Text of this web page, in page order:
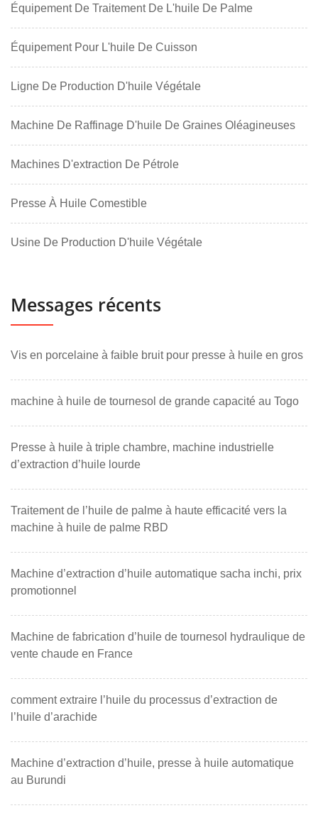
Équipement De Traitement De L'huile De Palme
Équipement Pour L'huile De Cuisson
Ligne De Production D'huile Végétale
Machine De Raffinage D'huile De Graines Oléagineuses
Machines D'extraction De Pétrole
Presse À Huile Comestible
Usine De Production D'huile Végétale
Messages récents
Vis en porcelaine à faible bruit pour presse à huile en gros
machine à huile de tournesol de grande capacité au Togo
Presse à huile à triple chambre, machine industrielle
d’extraction d’huile lourde
Traitement de l’huile de palme à haute efficacité vers la
machine à huile de palme RBD
Machine d’extraction d’huile automatique sacha inchi, prix
promotionnel
Machine de fabrication d’huile de tournesol hydraulique de
vente chaude en France
comment extraire l’huile du processus d’extraction de
l’huile d’arachide
Machine d’extraction d’huile, presse à huile automatique
au Burundi